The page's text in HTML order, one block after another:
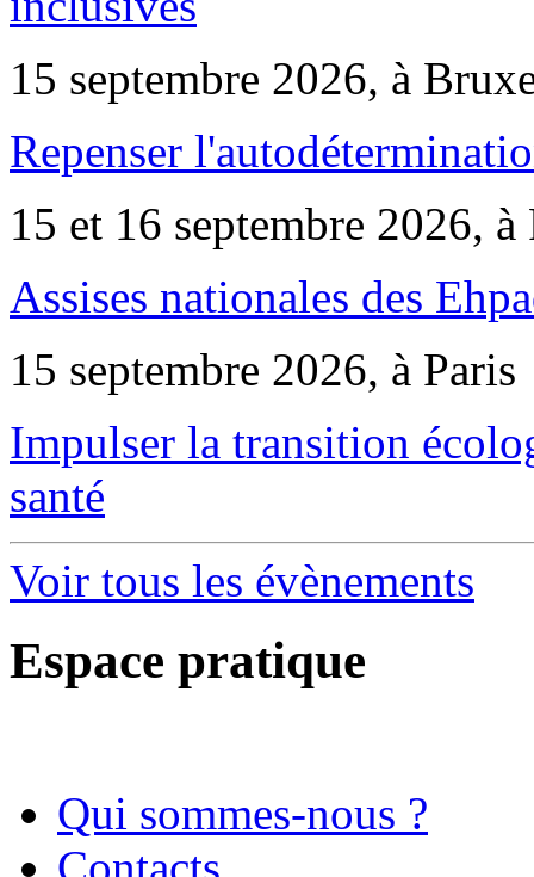
15 septembre 2026, à
Repenser
15 et 16 septembre 2026, à
Assises nationales des
15 septembre 2026, à Paris
Impulser la transition
santé
Voir tous les évènements
Espace pratique
Qui sommes-nous ?
Contacts